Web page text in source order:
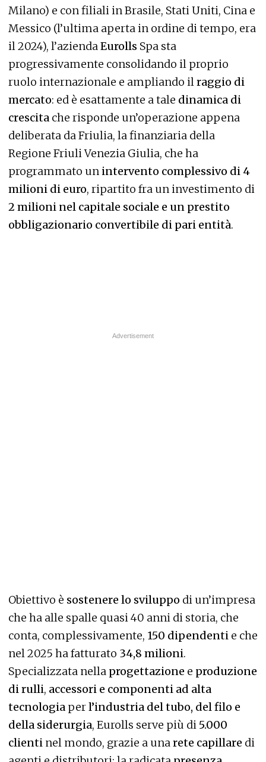
Milano) e con filiali in Brasile, Stati Uniti, Cina e
Messico (l’ultima aperta in ordine di tempo, era
il 2024), l’aziendaEurolls Spa sta
progressivamente consolidando il proprio
ruolo internazionale e ampliando ilraggio di
mercato: ed è esattamente a tale dinamica di
crescita che risponde un’operazione appena
deliberata da Friulia, la finanziaria della
Regione Friuli Venezia Giulia, che ha
programmato un intervento complessivo di 4
milioni di euro, ripartito fra un investimento di
2 milioni nel capitale sociale e un prestito
obbligazionario convertibile di pari entità.
Obiettivo è sostenere lo sviluppo di un’impresa
che ha alle spalle quasi 40 anni di storia, che
conta, complessivamente, 150 dipendenti e che
nel 2025 ha fatturato 34,8 milioni.
Specializzata nella progettazione e produzione
di rulli, accessori e componenti ad alta
tecnologia perl’industria del tubo, del filo e
della siderurgia, Eurolls serve più di 5.000
clienti nel mondo, grazie a unarete capillare di